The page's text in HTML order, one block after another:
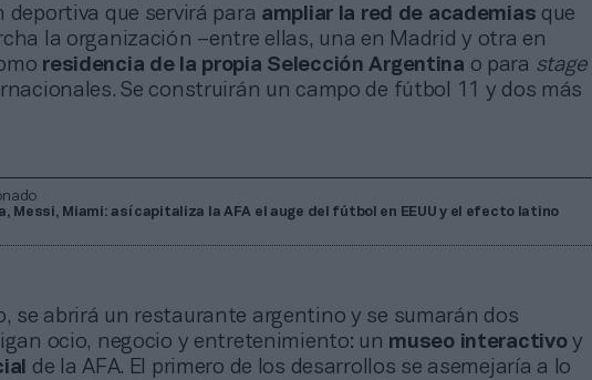
que servirá para ampliar la red de academias que
la organización –entre ellas, una en Madrid y otra en
residencia de la propia Selección Argentina o para stage
Se construirán un campo de fútbol 11 y dos más
Messi, Miami: así capitaliza la AFA el auge del fútbol en EEUU y el efecto latino
se abrirá un restaurante argentino y se sumarán dos
ocio, negocio y entretenimiento: un museo interactivoy
de la AFA. El primero de los desarrollos se asemejaría a lo